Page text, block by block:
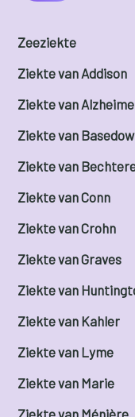
Zeeziekte
Ziekte van Addison
Ziekte van
Ziekte van Basedow
Ziekte van
Ziekte van Conn
Ziekte van Crohn
Ziekte van Graves
Ziekte van
Ziekte van Kahler
Ziekte van Lyme
Ziekte van Marie
Ziekte van Ménière